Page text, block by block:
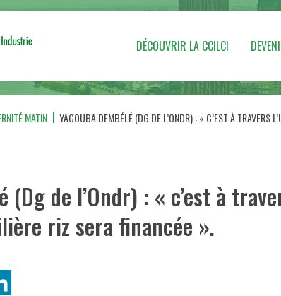
DÉCOUVRIR LA CCILCI
MATIN YACOUBA DEMBÉLÉ (DG DE L’ONDR) : « C’EST À TRAVERS
(Dg de l’Ondr) : « c’est à
riz sera financée ».